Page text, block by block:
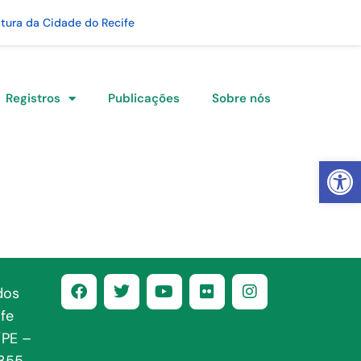
Abrir
da Cidade do Recife
Registros Publicações Sobre nós
–